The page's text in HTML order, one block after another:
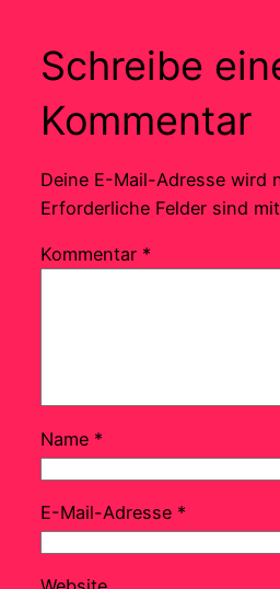
Schreibe
Kommentar
Deine E-Mail-Adresse wird
Erforderliche Felder sind mit
Kommentar *
Name *
E-Mail-Adresse *